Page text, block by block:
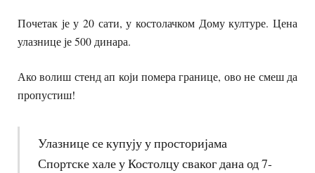
Почетак је у 20 сати, у костолачком Дому културе. Цена
улазнице је 500 динара.
Ако волиш стенд ап који помера границе, ово не смеш да
пропустиш!
Улазнице се купују у просторијама
Спортске хале у Костолцу сваког дана од 7-